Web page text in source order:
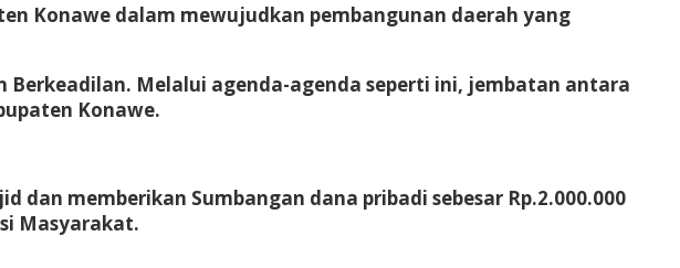
Konawe dalam mewujudkan pembangunan daerah yang
Berkeadilan. Melalui agenda-agenda seperti ini, jembatan antara
Konawe.
dan memberikan Sumbangan dana pribadi sebesar Rp.2.000.000
Masyarakat.